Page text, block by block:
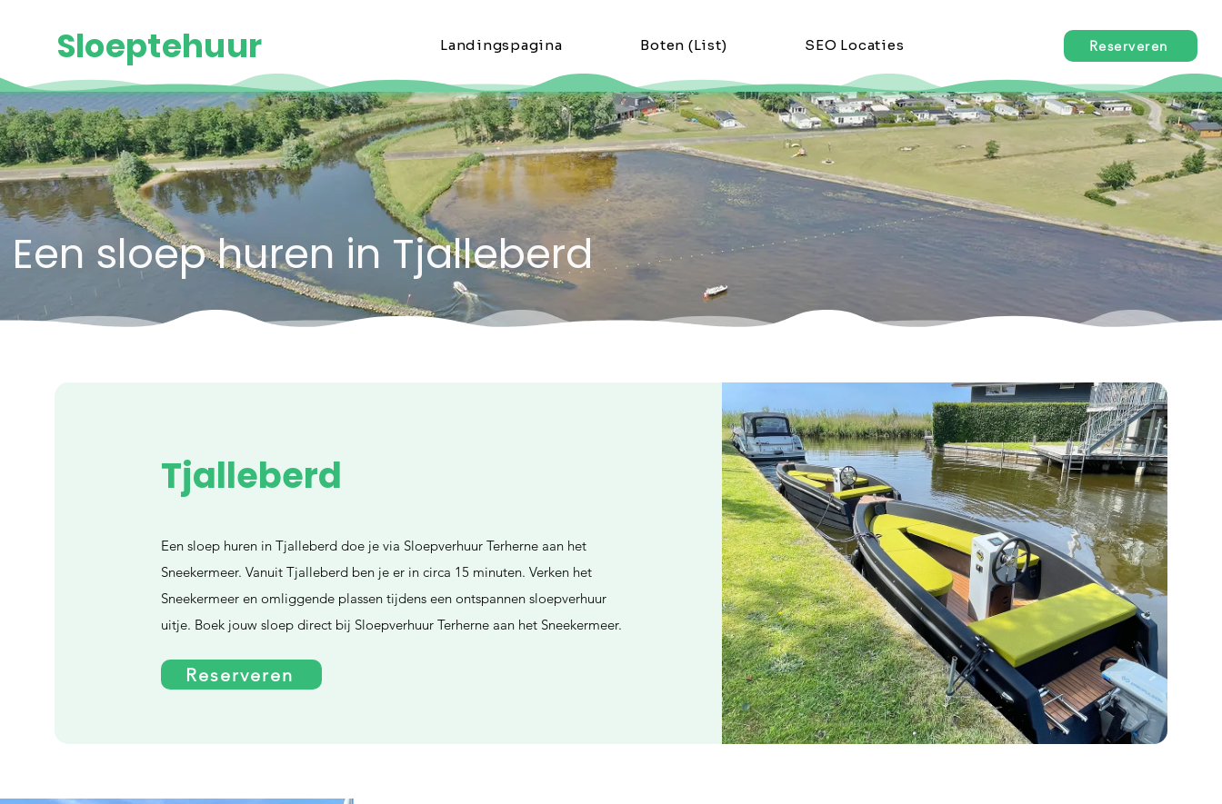
Sloeptehuur Landingspagina Boten (List) SEO Locaties Reserveren
Een sloep huren in Tjalleberd
Tjalleberd
Een sloep huren in Tjalleberd doe je via Sloepverhuur Terherne aan het
Sneekermeer. Vanuit Tjalleberd ben je er in circa 15 minuten. Verken het
Sneekermeer en omliggende plassen tijdens een ontspannen sloepverhuur
uitje. Boek jouw sloep direct bij Sloepverhuur Terherne aan het Sneekermeer.
Reserveren